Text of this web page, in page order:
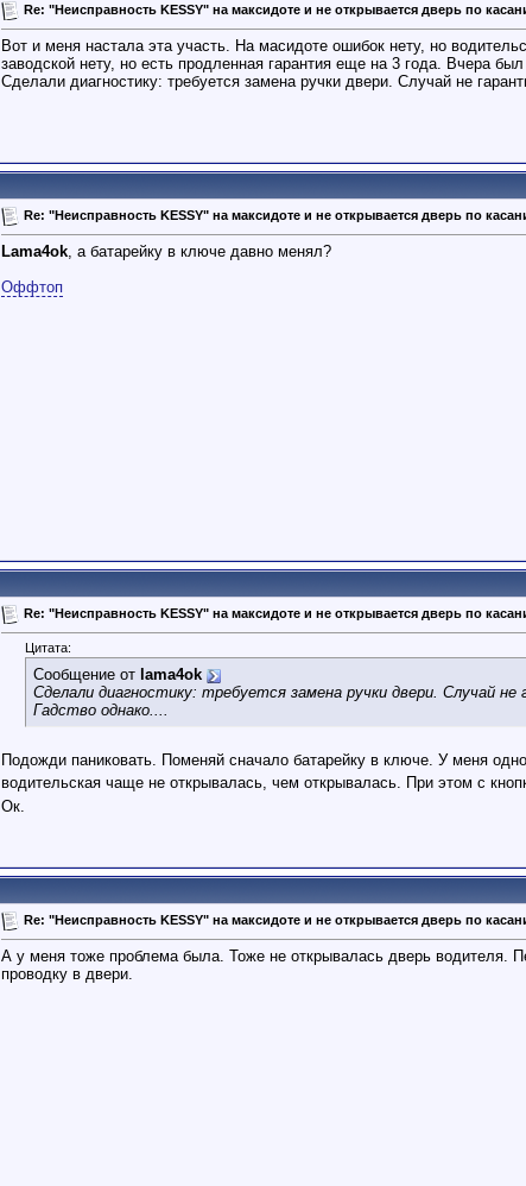
Re: "Неисправность KESSY" на максидоте и не открывается дверь по
Вот и меня настала эта участь. На масидоте ошибок нету, но
заводской нету, но есть продленная гарантия еще на 3 года. Вчера
Сделали диагностику: требуется замена ручки двери. Случай не
Re: "Неисправность KESSY" на максидоте и не открывается дверь по
Lama4ok, а батарейку в ключе давно менял?
Оффтоп
Re: "Неисправность KESSY" на максидоте и не открывается дверь по
Цитата:
Сообщение от lama4ok
Сделали диагностику: требуется замена ручки двери. Случай
Гадство однако....
Подожди паниковать. Поменяй сначало батарейку в ключе. У меня
водительская чаще не открывалась, чем открывалась. При этом с
Ок.
Re: "Неисправность KESSY" на максидоте и не открывается дверь по
А у меня тоже проблема была. Тоже не открывалась дверь водителя.
проводку в двери.